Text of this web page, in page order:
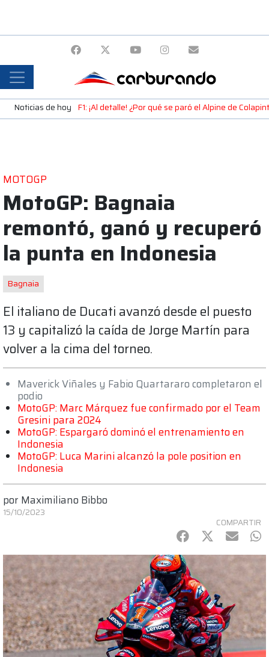
Noticias de hoy F1: ¡Al detalle! ¿Por qué se paró el Alpine de
MOTOGP
MotoGP: Bagnaia
remontó, ganó y recuperó
la punta en Indonesia
Bagnaia
El italiano de Ducati avanzó desde el puesto
13 y capitalizó la caída de Jorge Martín para
volver a la cima del torneo.
Maverick Viñales y Fabio Quartararo completaron el
podio
MotoGP: Marc Márquez fue confirmado por el Team
Gresini para 2024
MotoGP: Espargaró dominó el entrenamiento en
Indonesia
MotoGP: Luca Marini alcanzó la pole position en
Indonesia
por Maximiliano Bibbo
15/10/2023
COMPARTIR
Facebook
Twitter
mail